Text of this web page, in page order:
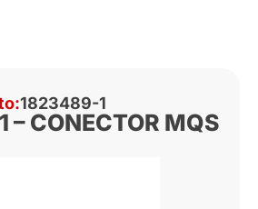
1823489-1
CONECTOR MQS